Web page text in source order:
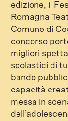
edizione, il
Romagna
Comune di
concorso
migliori
scolastici di
bando
capacità
messa in